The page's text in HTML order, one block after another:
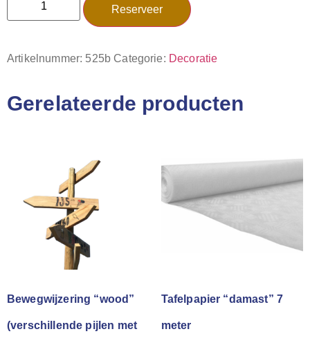
Reserveer
Artikelnummer: 525b Categorie: Decoratie
Gerelateerde producten
Bewegwijzering “wood”
(verschillende pijlen met
Tafelpapier “damast” 7
meter